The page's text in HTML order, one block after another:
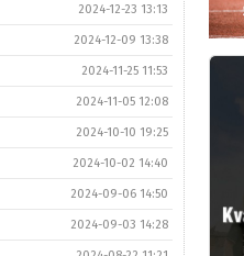
2024-12-23 13:13
2024-12-09 13:38
2024-11-25 11:53
2024-11-05 12:08
2024-10-10 19:25
2024-10-02 14:40
2024-09-06 14:50
2024-09-03 14:28